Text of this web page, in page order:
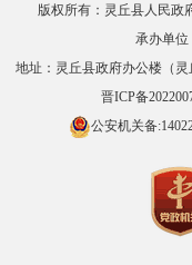
版权所有：灵丘县人民政
承办单位
地址：灵丘县政府办公楼（灵
晋ICP备
公安机关备